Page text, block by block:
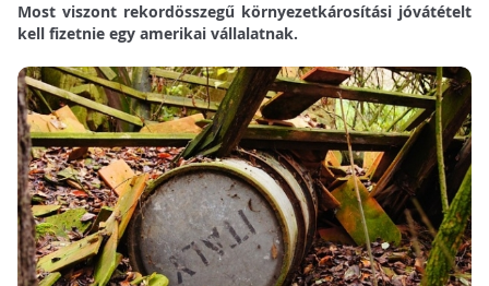
Most viszont rekordösszegű környezetkárosítási jóvátételt
kell fizetnie egy amerikai vállalatnak.